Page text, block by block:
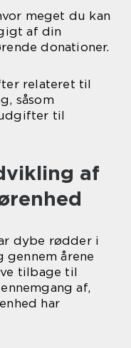
meget du kan
af din
donationer.
relateret til
såsom
til
af
dybe rødder i
årene
tilbage til
af,
har